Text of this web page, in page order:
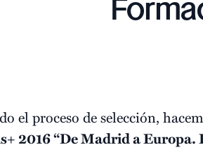
el proceso de selección,
2016 “De Madrid a